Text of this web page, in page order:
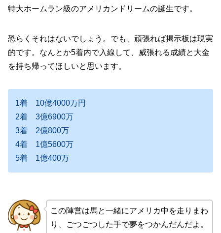
特大ホームラン級のアメリカンドリームの誕生です。
恐らくそれはないでしょう。でも、頑張れば掲示板は現実
的です。なんとか5着内で入線して、威張れる成績と大金
を持ち帰ってほしいと思います。
1着 10億4000万円
2着 3億6900万
3着 2億800万
4着 1億5600万
5着 1億400万
この陣営は馬と一緒にアメリカ中を走りまわ
り、ごつごつした手で夢をつかんだんだよ。